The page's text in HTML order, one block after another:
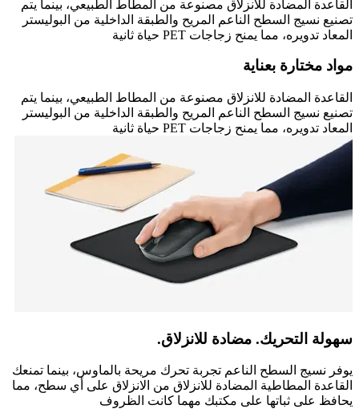
القاعدة المضادة للانزلاق مصنوعة من المطاط الطبيعي، بينما يتم
تصنيع نسيج السطح الناعم المريح والطبقة الداخلية من البوليستر
المعاد تدويره، مما يمنح زجاجات PET حياة ثانية
مواد مختارة بعناية
القاعدة المضادة للانزلاق مصنوعة من المطاط الطبيعي، بينما يتم
تصنيع نسيج السطح الناعم المريح والطبقة الداخلية من البوليستر
المعاد تدويره، مما يمنح زجاجات PET حياة ثانية
سهولة التحريك. مضادة للانزلاق.
يوفر نسيج السطح الناعم تجربة تحرك مريحة بالماوس، بينما تمنعك
القاعدة المطاطية المضادة للانزلاق من الانزلاق على أي سطح، مما
يحافظ على ثباتها على مكتبك مهما كانت الظروف